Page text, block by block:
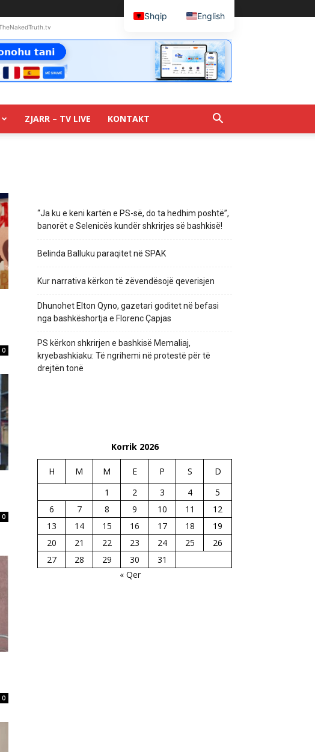
ZJARR – TV LIVE KONTAKT
0
0
0
“Ja ku e keni kartën e PS-së, do ta hedhim poshtë”,
banorët e Selenicës kundër shkrirjes së bashkisë!
Belinda Balluku paraqitet në SPAK
Kur narrativa kërkon të zëvendësojë qeverisjen
Dhunohet Elton Qyno, gazetari goditet në befasi
nga bashkëshortja e Florenc Çapjas
PS kërkon shkrirjen e bashkisë Memaliaj,
kryebashkiaku: Të ngrihemi në protestë për të
drejtën tonë
Korrik 2026
H M M E P S
D
1
2 3 4
5
6
7 8 9 10 11
12
13
14 15 16 17 18
19
20
21 22 23 24 25
26
27
28 29 30
31
« Qer
Shqip English